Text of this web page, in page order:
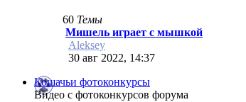
60 Темы
Мишель играет с мышкой
Aleksey
30 авг 2022, 14:37
Кошачьи фотоконкурсы
Видео с фотоконкурсов форума